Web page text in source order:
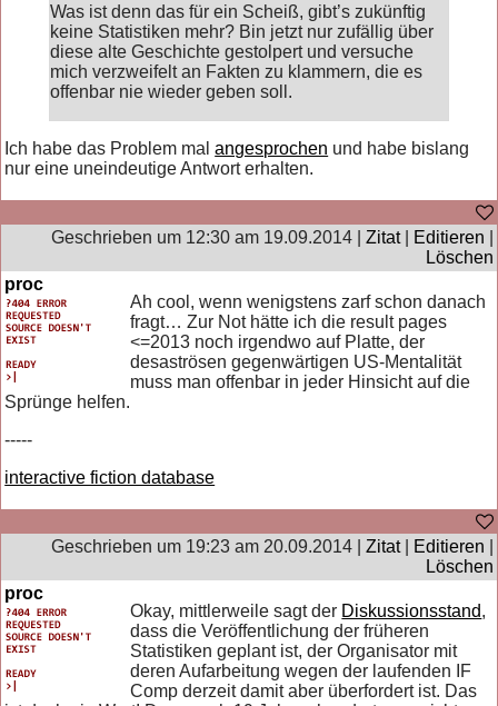
Was ist denn das für ein Scheiß, gibt’s zukünftig
keine Statistiken mehr? Bin jetzt nur zufällig über
diese alte Geschichte gestolpert und versuche
mich verzweifelt an Fakten zu klammern, die es
offenbar nie wieder geben soll.
Ich habe das Problem malangesprochen und habe bislang
nur eine uneindeutige Antwort erhalten.
Geschrieben um 12:30 am 19.09.2014 | Zitat| Editieren
Löschen
proc
Ah cool, wenn wenigstens zarf schon danach
fragt… Zur Not hätte ich die result pages
<=2013 noch irgendwo auf Platte, der
desaströsen gegenwärtigen US-Mentalität
muss man offenbar in jeder Hinsicht auf die
Sprünge helfen.
-----
interactive fiction database
Geschrieben um 19:23 am 20.09.2014 | Zitat| Editieren
Löschen
proc
Okay, mittlerweile sagt der Diskussionsstand,
dass die Veröffentlichung der früheren
Statistiken geplant ist, der Organisator mit
deren Aufarbeitung wegen der laufenden IF
Comp derzeit damit aber überfordert ist. Das